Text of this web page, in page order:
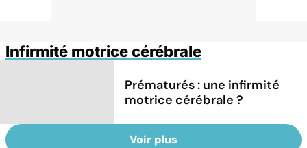
Infirmité motrice cérébrale
Prématurés : une infirmité
motrice cérébrale ?
Voir plus